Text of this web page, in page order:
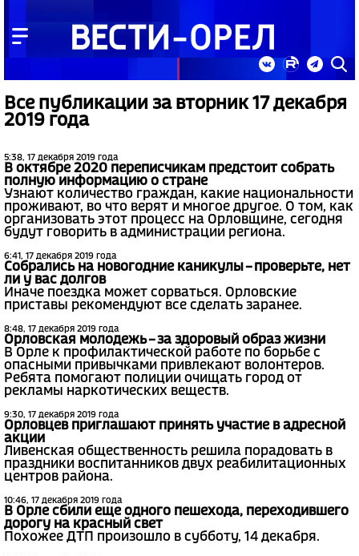
Все публикации за вторник 17 декабря
2019 года
5:38, 17 декабря 2019 года
В октябре 2020 переписчикам предстоит собрать
полную информацию о стране
Узнают количество граждан, какие национальности
проживают, во что верят и многое другое. О том, как
организовать этот процесс на Орловщине, сегодня
будут говорить в администрации региона.
6:41, 17 декабря 2019 года
Собрались на новогодние каникулы – проверьте, нет
ли у вас долгов
Иначе поездка может сорваться. Орловские
приставы рекомендуют все сделать заранее.
8:48, 17 декабря 2019 года
Орловская молодежь – за здоровый образ жизни
В Орле к профилактической работе по борьбе с
опасными привычками привлекают волонтеров.
Ребята помогают полиции очищать город от
рекламы наркотических веществ.
9:30, 17 декабря 2019 года
Орловцев приглашают принять участие в адресной
акции
Ливенская общественность решила порадовать в
праздники воспитанников двух реабилитационных
центров района.
10:46, 17 декабря 2019 года
В Орле сбили еще одного пешехода, переходившего
дорогу на красный свет
Похожее ДТП произошло в субботу, 14 декабря.